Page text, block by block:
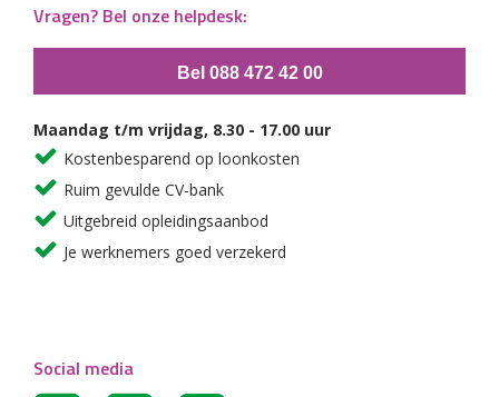
Vragen? Bel onze helpdesk:
Bel 088 472 42 00
Maandag t/m vrijdag, 8.30 - 17.00 uur
Kostenbesparend op loonkosten
Ruim gevulde CV-bank
Uitgebreid opleidingsaanbod
Je werknemers goed verzekerd
Social media